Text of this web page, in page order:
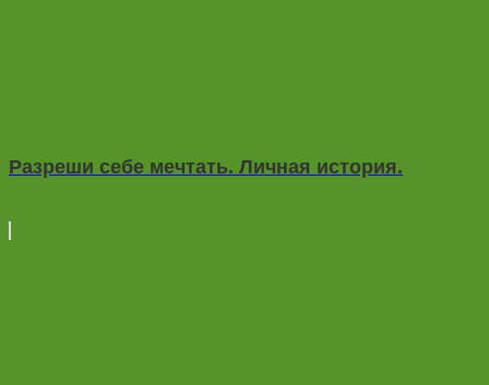
Разреши себе мечтать. Личная история.